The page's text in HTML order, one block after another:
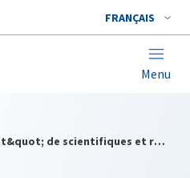
FRANÇAIS
Menu
&quot;Grand rassemblement&quot; de scientifiques et remise du premier prix OTAN du partenariat scientifique